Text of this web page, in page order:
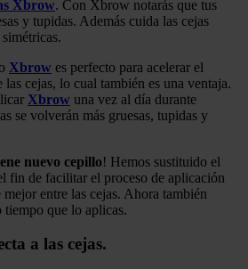
Xbrow. Con Xbrow notarás que tus
y tupidas. Además cuida las cejas
Xbrow es perfecto para acelerar el
cejas, lo cual también es una ventaja.
Xbrow una vez al día durante
se volverán más gruesas, tupidas y
nuevo cepillo! Hemos sustituido el
fin de facilitar el proceso de aplicación
entre las cejas. Ahora también
tiempo que lo aplicas.
a las cejas.